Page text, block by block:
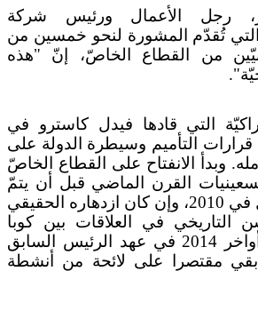
رجل الأعمال ورئيس شركة
تُقدّم المشورة لنحو خمسين من
من القطاع الخاصّ، إنّ "هذه
التي قادها فيدل كاسترو في
قرارات التأميم وسيطرة الدولة على
وبدأ الانفتاح على القطاع الخاصّ
القرن الماضي قبل أن يتمّ
الترخيص له بالكامل في 2010، وإن كان ازدهاره الحقيقي
التاريخي في العلاقات بين كوبا
والولايات المتحدة أواخر 2014 في عهد الرئيس السابق
بقي مقتصرا على لائحة من أنشطة